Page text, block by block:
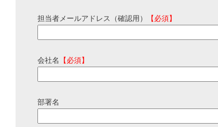
担当者メールアドレス（確認用） 【必須】
会社名 【必須】
部署名